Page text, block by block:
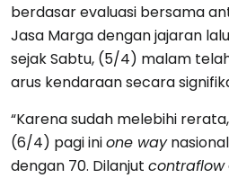
berdasar evaluasi bersama
Jasa Marga dengan jajaran
sejak Sabtu, (5/4) malam
arus kendaraan secara
“Karena sudah melebihi
(6/4) pagi inione way
dengan 70. Dilanjut contraflow